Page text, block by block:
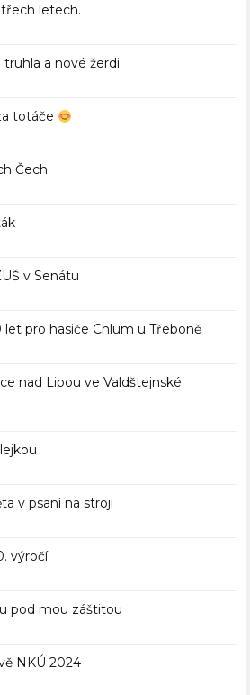
letech.
truhla a nové žerdi
totáče
Čech
v Senátu
let pro hasiče Chlum u Třeboně
nad Lipou ve Valdštejnské
v psaní na stroji
výročí
pod mou záštitou
NKÚ 2024